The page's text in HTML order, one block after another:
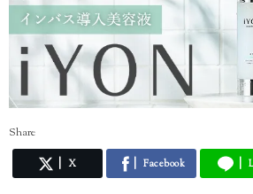
Share
X Facebook